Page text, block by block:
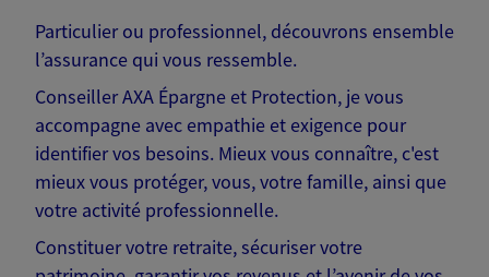
Particulier ou professionnel, découvrons ensemble
l’assurance qui vous ressemble.
Conseiller AXA Épargne et Protection, je vous
accompagne avec empathie et exigence pour
identifier vos besoins. Mieux vous connaître, c'est
mieux vous protéger, vous, votre famille, ainsi que
votre activité professionnelle.
Constituer votre retraite, sécuriser votre